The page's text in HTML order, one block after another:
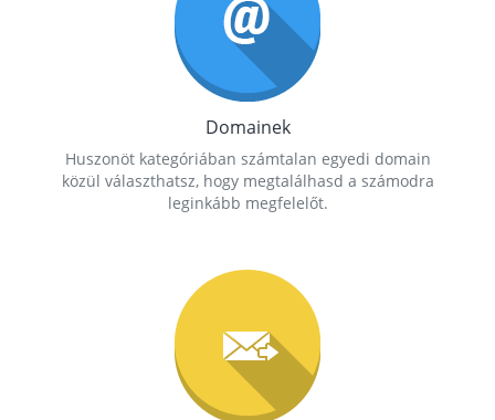
Domainek
Huszonöt kategóriában számtalan egyedi domain
közül választhatsz, hogy megtalálhasd a számodra
leginkább megfelelőt.